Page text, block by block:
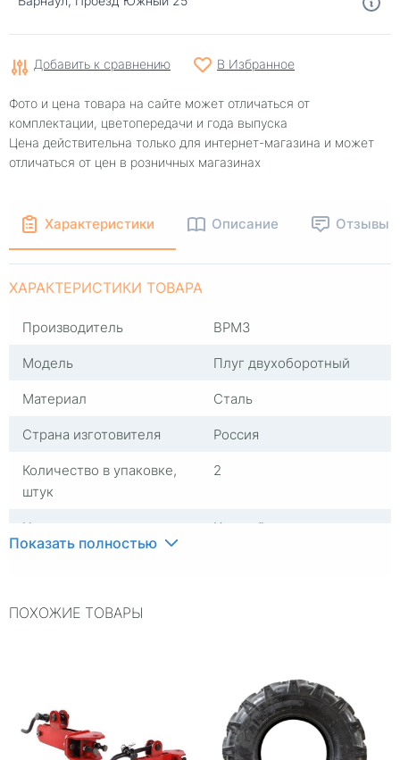
Добавить к сравнению В Избранное
Фото и цена товара на сайте может отличаться от
комплектации, цветопередачи и года выпуска
Цена действительна только для интернет-магазина и может
отличаться от цен в розничных магазинах
Характеристики Описание Отзывы
ХАРАКТЕРИСТИКИ ТОВАРА
Производитель
ВРМЗ
Модель
Плуг двухоборотный
Материал
Сталь
Страна изготовителя
Россия
Количество в упаковке,
штук
2
Цвет
Черный
Показать полностью
ПОХОЖИЕ ТОВАРЫ